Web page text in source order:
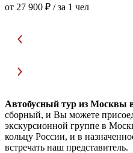
от 27 900 ₽ / за 1 чел
Автобусный тур из Москвы
сборный, и Вы можете
экскурсионной группе в
кольцу России, и в
встречать наш представитель.